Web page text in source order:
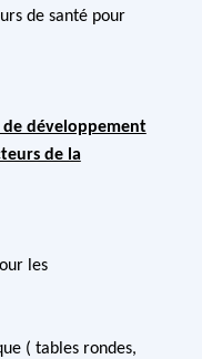
de santé pour
de développement
de la
les
( tables rondes,